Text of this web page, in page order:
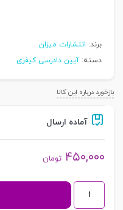
برند: انتشارات میزان
دسته: آیین دادرسی کیفری
بازخورد درباره این کالا
آماده ارسال
۴۵۰,۰۰۰ تومان
آیین
دادرسی